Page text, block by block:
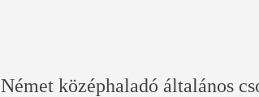
Német középhaladó általános